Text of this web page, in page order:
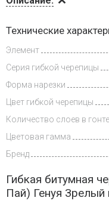
Доставка
и оплата
Технические
Элемент
Серия гибкой черепицы
Форма нарезки
Цвет гибкой черепицы
Количество слоев в гонте
Цветовая гамма
Бренд
Гибкая битумная
Пай) Генуя Зрелый